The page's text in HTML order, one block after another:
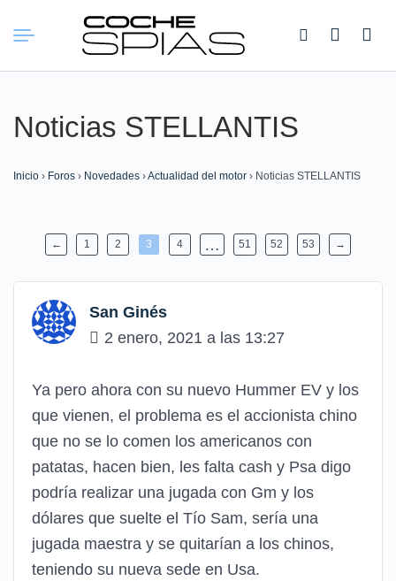
Buscar:
Noticias STELLANTIS
Inicio › Foros › Novedades ›Actualidad del motor › Noticias STELLANTIS
← 1 2 3 4 … 51 52 53 →
San Ginés
2 enero, 2021 a las 13:27
Ya pero ahora con su nuevo Hummer EV y los
que vienen, el problema es el accionista chino
que no se lo comen los americanos con
patatas, hacen bien, les falta cash y Psa digo
podría realizar una jugada con Gm y los
dólares que suelte el Tío Sam, sería una
jugada maestra y se quitarían a los chinos,
teniendo su nueva sede en Usa.